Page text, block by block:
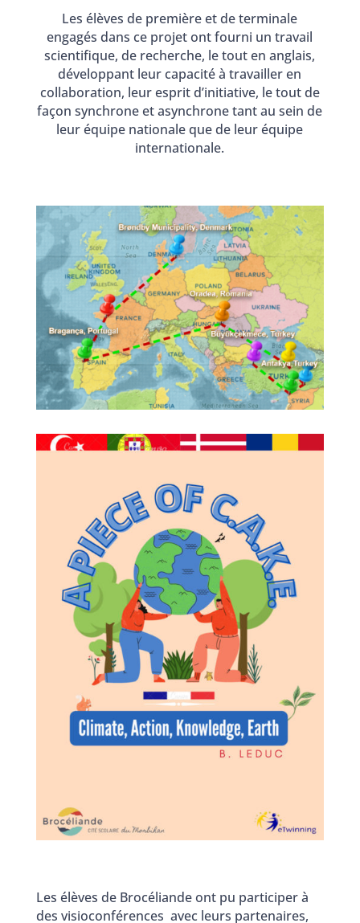
Les élèves de première et de terminale
engagés dans ce projet ont fourni un travail
scientifique, de recherche, le tout en anglais,
développant leur capacité à travailler en
collaboration, leur esprit d’initiative, le tout de
façon synchrone et asynchrone tant au sein de
leur équipe nationale que de leur équipe
internationale.
Les élèves de Brocéliande ont pu participer à
des visioconférences avec leurs partenaires,